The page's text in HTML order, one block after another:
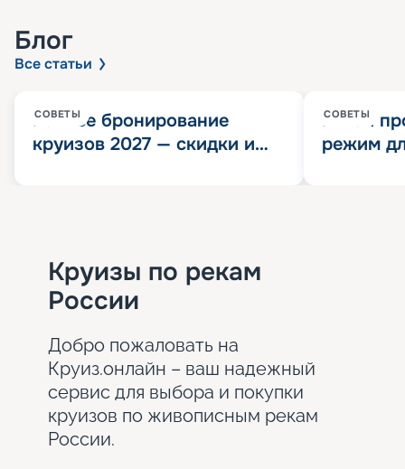
Блог
Все статьи
СОВЕТЫ
Раннее бронирование
круизов 2027 — скидки и
СОВЕТЫ
Китай
режим
Круизы по рекам
России
Добро пожаловать на
Круиз.онлайн – ваш надежный
сервис для выбора и покупки
круизов по живописным рекам
России.